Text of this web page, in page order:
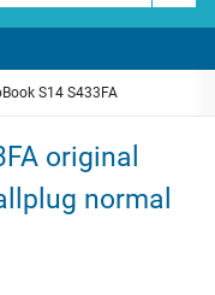
S14 S433FA
original
normal